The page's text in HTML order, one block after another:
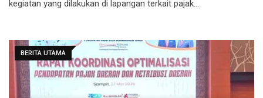
kegiatan yang dilakukan di lapangan terkait pajak…
BERITA UTAMA